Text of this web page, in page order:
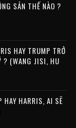
SẢN THẾ NÀO ?
HAY TRUMP TRỞ
? (WANG JISI, HU
HARRIS, AI SẼ